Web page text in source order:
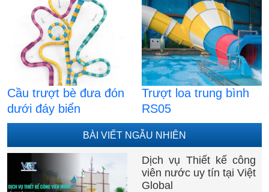
Cầu trượt bè đưa đón
dưới đáy biển
Trượt loa trung bình
RS05
BÀI VIẾT NGẪU NHIÊN
Dịch vụ Thiết kế công
viên nước uy tín tại Việt
Global